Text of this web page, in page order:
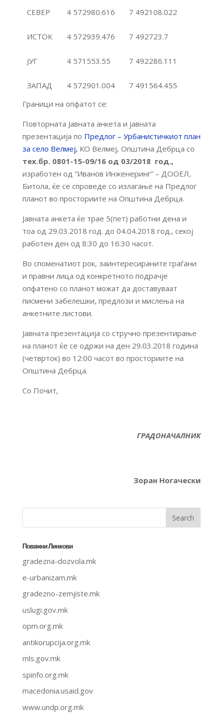
СЕВЕР 4 572980.616 7 492108.022
ИСТОК 4 572939.476 7 492723.7
ЈУГ 4 571553.55 7 492286.111
ЗАПАД 4 572901.004
7 491564.455
Граници на опфатот се:
Повторната Јавната анкета и јавната
презентација по Предлог – Урбанистичкиот план
за село Велмеј, КО Велмеј, Општина Дебрца со
тех.бр. 0801-15-09/16 од 03/2018 год.,
изработен од “Иванов Инженеринг” – ДООЕЛ,
Битола, ќе се спроведе со излагање на Предлог
планот во просториите на Општина Дебрца.
Јавната анкета ќе трае 5(пет) работни дена и
тоа од 29.03.2018 год. до 04.04.2018 год., секој
работен ден од 8:30 до 16:30 часот.
Во споменатиот рок, заинтересираните граѓани
и правни лица од конкретното подрачје
опфатено со планот можат да доставуваат
писмени забелешки, предлози и мислења на
анкетните листови.
Јавната презентација со стручно презентирање
на планот ќе се одржи на ден 29.03.2018 година
(четврток) во 12:00 часот во просториите на
Општина Дебрца.
Со Почит,
ГРАДОНАЧАЛНИК
Зоран Ногачески
Поважни Линкови
gradezna-dozvola.mk
e-urbanizam.mk
gradezno-zemjiste.mk
uslugi.gov.mk
opm.org.mk
antikorupcija.org.mk
mls.gov.mk
spinfo.org.mk
macedonia.usaid.gov
www.undp.org.mk